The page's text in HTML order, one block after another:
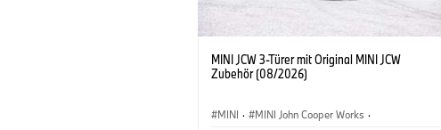
MINI JCW 3-Türer mit Original MINI JCW
Zubehör (08/2026)
MINI · MINI John Cooper Works ·